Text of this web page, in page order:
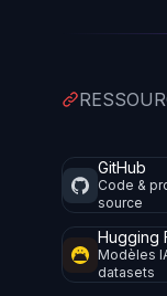
GitHub
Code &
source
Hugging
Modèles
datasets